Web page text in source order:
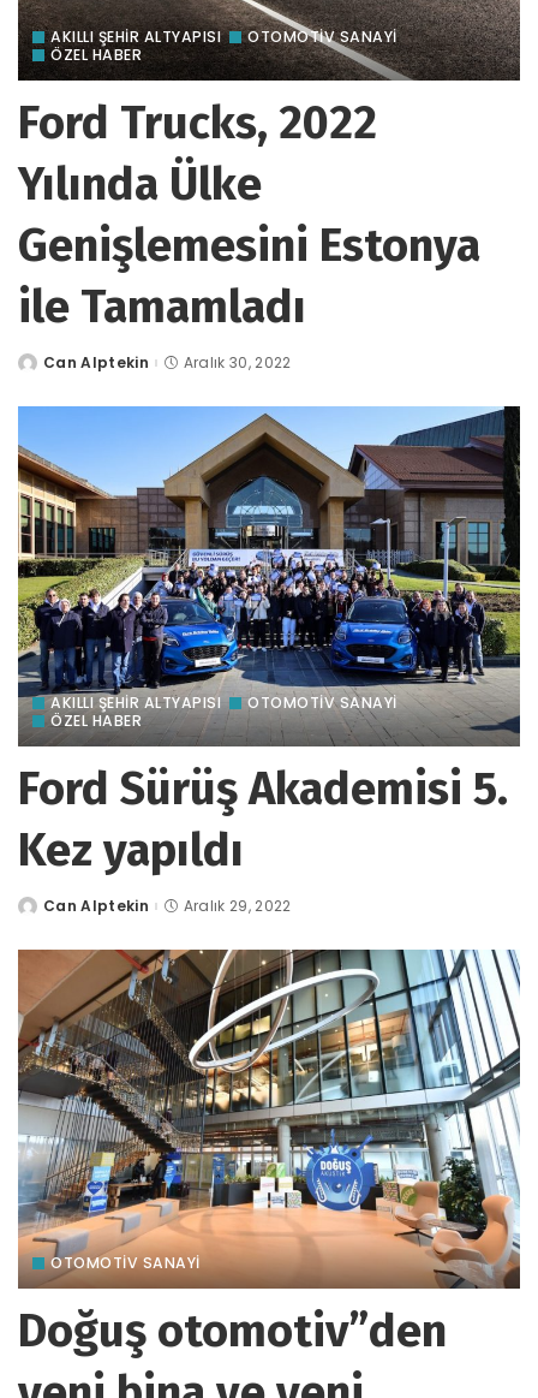
AKILLI ŞEHİR ALTYAPISI
OTOMOTIV SANAYI
ÖZEL HABER
Ford Trucks, 2022
Yılında Ülke
Genişlemesini Estonya
ile Tamamladı
tarafından
Can Alptekin Aralık 30, 2022
AKILLI ŞEHİR ALTYAPISI
OTOMOTIV SANAYI
ÖZEL HABER
Ford Sürüş Akademisi 5.
Kez yapıldı
tarafından
Can Alptekin Aralık 29, 2022
OTOMOTIV SANAYI
Doğuş otomotiv”den